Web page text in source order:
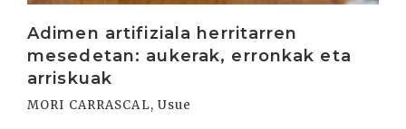
Adimen artifiziala herritarren
mesedetan: aukerak, erronkak eta
arriskuak
MORI CARRASCAL, Usue